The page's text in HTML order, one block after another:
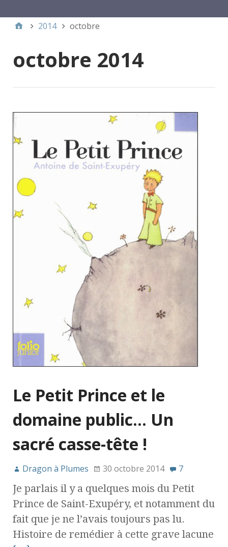
Menu 1
2014 octobre
octobre 2014
Le Petit Prince et le
domaine public… Un
sacré casse-tête !
Dragon à Plumes 30 octobre 2014 7
Je parlais il y a quelques mois du Petit
Prince de Saint-Exupéry, et notamment du
fait que je ne l’avais toujours pas lu.
Histoire de remédier à cette grave lacune